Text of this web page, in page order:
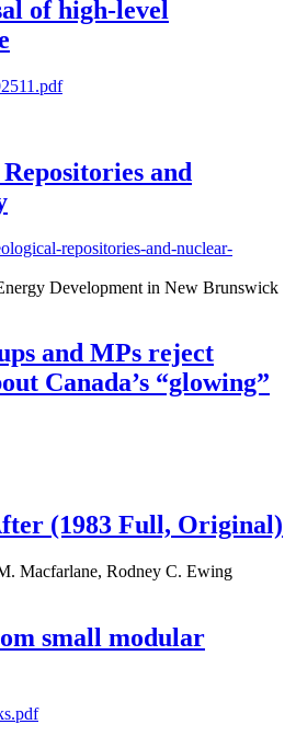
of high-level
and
repositories-and-nuclear-
Development in New Brunswick
and MPs reject
Canada’s “glowing”
(1983 Full, Original)
Macfarlane, Rodney C. Ewing
small modular